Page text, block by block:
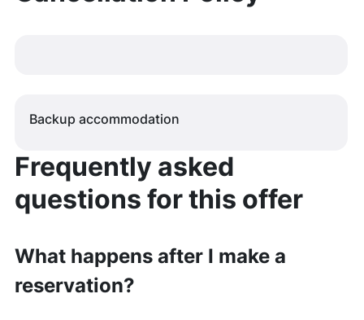
Backup accommodation
Frequently asked
questions for this offer
What happens after I make a
reservation?